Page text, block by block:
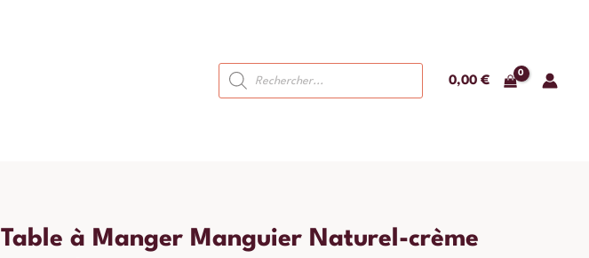
Recherche
de
produits
0,00 €
Table à Manger Manguier Naturel-crème